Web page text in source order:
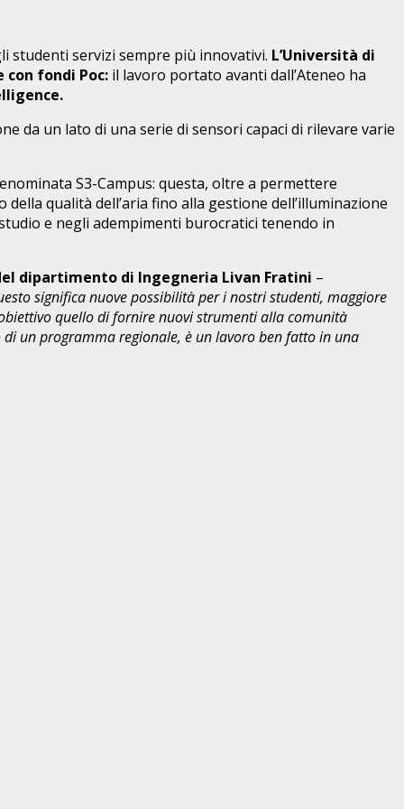
studenti servizi sempre più innovativi. L’Università di
fondi Poc: il lavoro portato avanti dall’Ateneo ha
da un lato di una serie di sensori capaci di rilevare varie
S3-Campus: questa, oltre a permettere
qualità dell’aria fino alla gestione dell’illuminazione
e negli adempimenti burocratici tenendo in
dipartimento di Ingegneria Livan Fratini –
significa nuove possibilità per i nostri studenti, maggiore
quello di fornire nuovi strumenti alla comunità
un programma regionale, è un lavoro ben fatto in una